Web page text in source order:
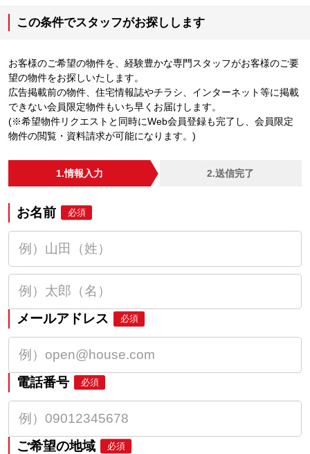
この条件でスタッフがお探しします
お客様のご希望の物件を、経験豊かな専門スタッフがお客様のご要
望の物件をお探しいたします。
広告掲載前の物件、住宅情報誌やチラシ、インターネット等に掲載
できない会員限定物件もいち早くお届けします。
(※希望物件リクエストと同時にWeb会員登録も完了し、会員限定
物件の閲覧・資料請求が可能になります。)
1.情報入力 2.送信完了
お名前 必須
メールアドレス 必須
電話番号 必須
ご希望の地域 必須